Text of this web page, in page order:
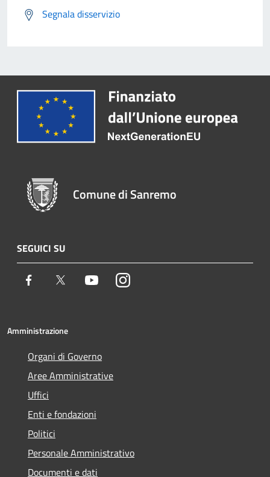
Segnala disservizio
Comune di Sanremo
SEGUICI SU
Facebook Twitter YoutubeInstagram
Amministrazione
Organi di Governo
Aree Amministrative
Uffici
Enti e fondazioni
Politici
Personale Amministrativo
Documenti e dati